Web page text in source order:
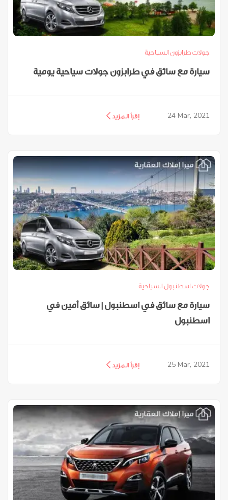
جولات طرابزون السياحية
سيارة مع سائق في طرابزون جولات سياحية يومية
24 Mar, 2021 إقرأ المزيد
جولات اسطنبول السياحية
سيارة مع سائق في اسطنبول | سائق أمين في
اسطنبول
25 Mar, 2021 إقرأ المزيد